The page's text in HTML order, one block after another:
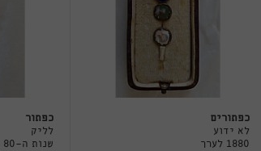
כפתורים
לא ידוע
1880 לערך
כפתור
לליק
שנות ה-80